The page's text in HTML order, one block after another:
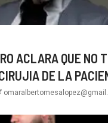
ACLARA QUE NO
DE LA